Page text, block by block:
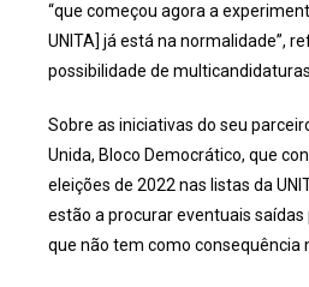
“que começou agora a
UNITA] já está na normalidade”,
possibilidade de
Sobre as iniciativas do seu
Unida, Bloco Democrático, que
eleições de 2022 nas listas da
estão a procurar eventuais
que não tem como consequência